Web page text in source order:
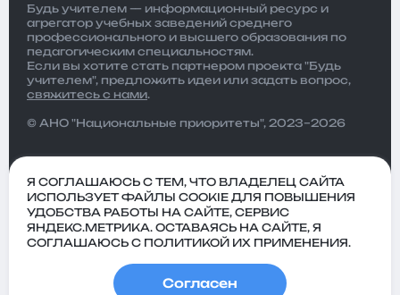
Будь учителем — информационный ресурс и
агрегатор учебных заведений среднего
профессионального и высшего образования по
педагогическим специальностям.
Если вы хотите стать партнером проекта "Будь
учителем", предложить идеи или задать вопрос,
свяжитесь с нами.
© АНО "Национальные приоритеты", 2023–2026
Пользовательское
Я СОГЛАШАЮСЬ С ТЕМ, ЧТО ВЛАДЕЛЕЦ САЙТА
ИСПОЛЬЗУЕТ ФАЙЛЫ COOKIE ДЛЯ ПОВЫШЕНИЯ
УДОБСТВА РАБОТЫ НА САЙТЕ, СЕРВИС
ЯНДЕКС.МЕТРИКА. ОСТАВАЯСЬ НА САЙТЕ, Я
СОГЛАШАЮСЬ С ПОЛИТИКОЙ ИХ ПРИМЕНЕНИЯ.
Согласен